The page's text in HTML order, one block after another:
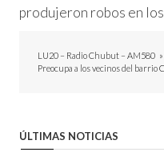
produjeron robos en
LU20 – Radio Chubut – AM580 »
Preocupa a los vecinos del
ÚLTIMAS NOTICIAS